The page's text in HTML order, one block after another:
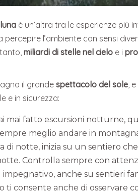
è un’altra tra le esperienze più
l’ambiente con sensi
miliardi di stelle nel cielo e i
il grande spettacolo del sole ,
e in sicurezza:
mai fatto escursioni notturne,
meglio andare in
di notte, inizia su un sentiero
Controlla sempre con
anche su sentieri
ti consente anche di osservare